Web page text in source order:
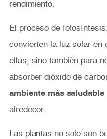
rendimiento.
El proceso de
convierten la luz solar en
ellas, sino también para
absorber dióxido de
ambiente más
alrededor.
Las plantas no solo son